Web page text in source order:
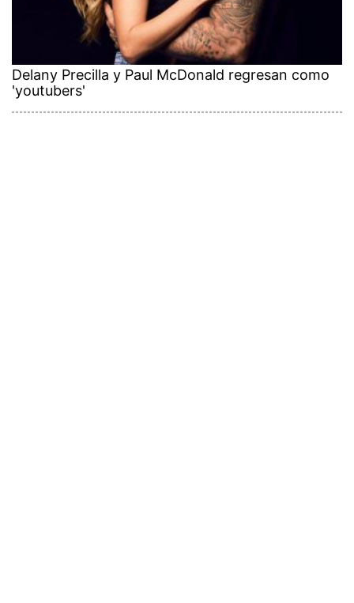
Delany Precilla y Paul McDonald regresan como
'youtubers'